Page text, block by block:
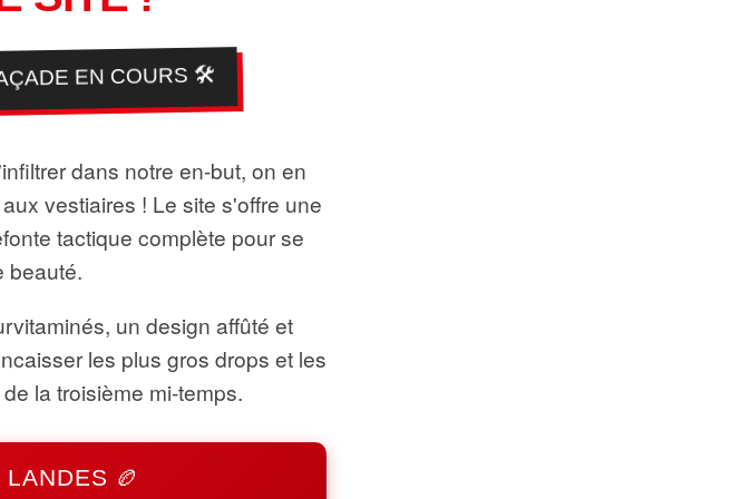
EN COURS 🛠️
dans notre en-but, on en
vestiaires ! Le site s'offre une
tactique complète pour se
beauté.
un design affûté et
les plus gros drops et les
la troisième mi-temps.
🏉